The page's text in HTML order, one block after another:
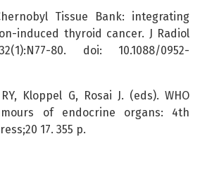
Tissue Bank: integrating
induced thyroid cancer. J Radiol
80. doi: 10.1088/0952-
Kloppel G, Rosai J. (eds). WHO
of endocrine organs: 4th
17. 355 p.